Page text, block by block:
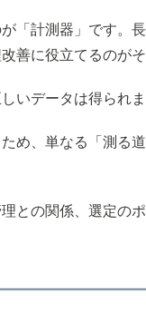
「計測器」です。
善に役立てるのがそ
いデータは得られま
め、単なる「測る
との関係、選定の